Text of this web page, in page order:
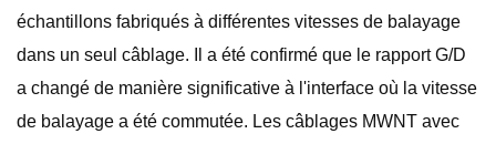
échantillons fabriqués à différentes vitesses de balayage
dans un seul câblage. Il a été confirmé que le rapport G/D
a changé de manière significative à l'interface où la vitesse
de balayage a été commutée. Les câblages MWNT avec